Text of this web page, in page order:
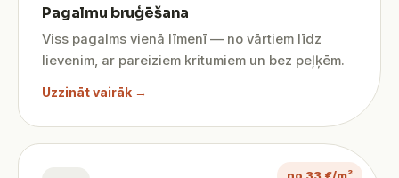
Pagalmu bruģēšana
Viss pagalms vienā līmenī — no vārtiem līdz
lievenim, ar pareiziem kritumiem un bez peļķēm.
Uzzināt vairāk →